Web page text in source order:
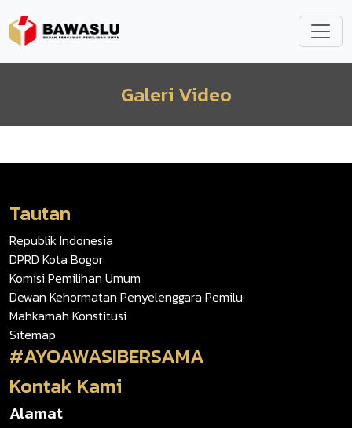
Galeri Video
Tautan
Republik Indonesia
DPRD Kota Bogor
Komisi Pemilihan Umum
Dewan Kehormatan Penyelenggara Pemilu
Mahkamah Konstitusi
Sitemap
#AYOAWASIBERSAMA
Kontak Kami
Alamat